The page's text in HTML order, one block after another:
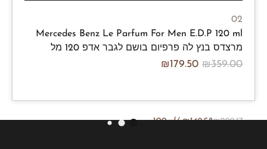
02
Mercedes Benz Le Parfum For Men E.D.P 120 ml
מרצדס בנץ לה פרפיום בושם לגבר אדפ 120 מל
₪359.00
₪179.50
₪299.17
₪149.58
/100ml